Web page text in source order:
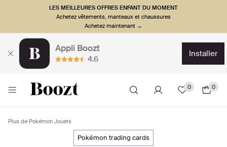
LES MEILLEURES OFFRES ENFANT DU MOMENT
Achetez vêtements, manteaux et chaussures
Achetez maintenant →
Appli Boozt
4.6
installer
0 0
Plus de Pokémon Jouets
pokémon trading cards